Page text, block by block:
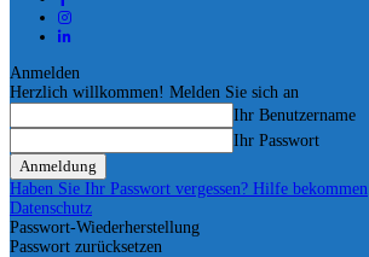
Anmelden
Herzlich willkommen! Melden Sie sich an
Ihr Benutzername
Ihr Passwort
Haben Sie Ihr Passwort vergessen? Hilfe bekommen
Datenschutz
Passwort-Wiederherstellung
Passwort zurücksetzen